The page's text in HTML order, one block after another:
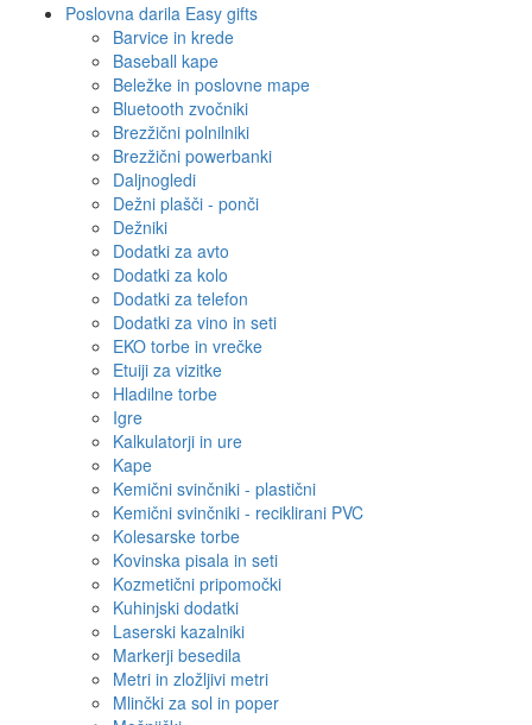
Poslovna darila Easy gifts
Barvice in krede
Baseball kape
Beležke in poslovne mape
Bluetooth zvočniki
Brezžični polnilniki
Brezžični powerbanki
Daljnogledi
Dežni plašči - ponči
Dežniki
Dodatki za avto
Dodatki za kolo
Dodatki za telefon
Dodatki za vino in seti
EKO torbe in vrečke
Etuiji za vizitke
Hladilne torbe
Igre
Kalkulatorji in ure
Kape
Kemični svinčniki - plastični
Kemični svinčniki - reciklirani PVC
Kolesarske torbe
Kovinska pisala in seti
Kozmetični pripomočki
Kuhinjski dodatki
Laserski kazalniki
Markerji besedila
Metri in zložljivi metri
Mlinčki za sol in poper